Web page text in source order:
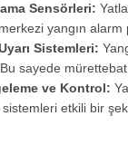
Sensörleri:
yangın
Sistemleri:
sayede
ve Kontrol:
etkili bir